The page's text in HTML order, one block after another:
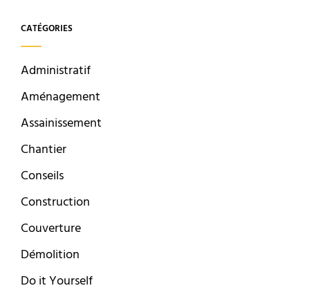
CATÉGORIES
Administratif
Aménagement
Assainissement
Chantier
Conseils
Construction
Couverture
Démolition
Do it Yourself